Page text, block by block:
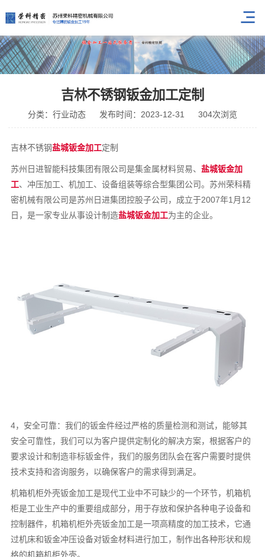
吉林不锈钢钣金加工定制
分类：行业动态 发布时间：2023-12-31 304次浏览
吉林不锈钢盐城钣金加工定制
苏州日进智能科技集团有限公司是集金属材料贸易、盐城钣金加
工、冲压加工、机加工、设备组装等综合型集团公司。苏州荣科精
密机械有限公司是苏州日进集团控股子公司，成立于2007年1月12
日，是一家专业从事设计制造盐城钣金加工为主的企业。
4，安全可靠：我们的钣金件经过严格的质量检测和测试，能够其
安全可靠性，我们可以为客户提供定制化的解决方案，根据客户的
要求设计和制造非标钣金件，我们的服务团队会在客户需要时提供
技术支持和咨询服务，以确保客户的需求得到满足。
机箱机柜外壳钣金加工是现代工业中不可缺少的一个环节，机箱机
柜是工业生产中的重要组成部分，用于存放和保护各种电子设备和
控制器件，机箱机柜外壳钣金加工是一项高精度的加工技术，它通
过机床和钣金冲压设备对钣金材料进行加工，制作出各种形状和规
格的机箱机柜外壳。